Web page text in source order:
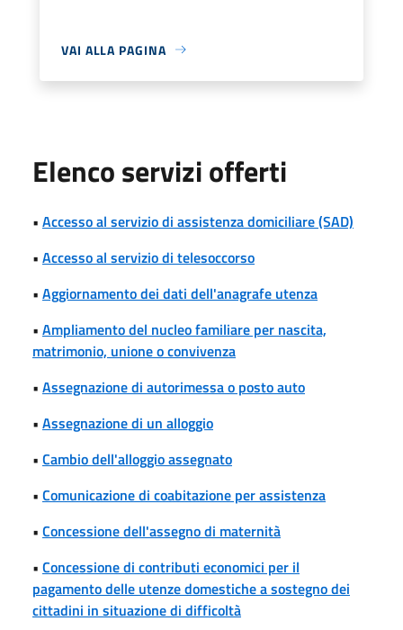
VAI ALLA PAGINA
Elenco servizi offerti
• Accesso al servizio di assistenza domiciliare (SAD)
• Accesso al servizio di telesoccorso
• Aggiornamento dei dati dell'anagrafe utenza
• Ampliamento del nucleo familiare per nascita,
matrimonio, unione o convivenza
• Assegnazione di autorimessa o posto auto
• Assegnazione di un alloggio
• Cambio dell'alloggio assegnato
• Comunicazione di coabitazione per assistenza
• Concessione dell'assegno di maternità
• Concessione di contributi economici per il
pagamento delle utenze domestiche a sostegno dei
cittadini in situazione di difficoltà